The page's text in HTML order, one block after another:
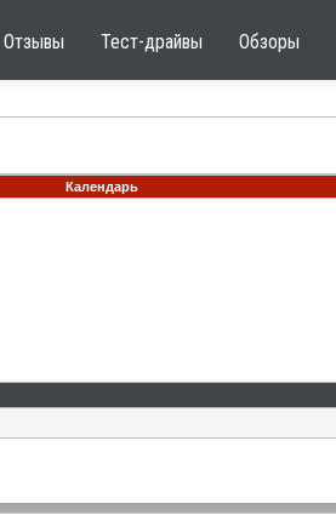
Отзывы Тест-драйвы Обзоры
Календарь